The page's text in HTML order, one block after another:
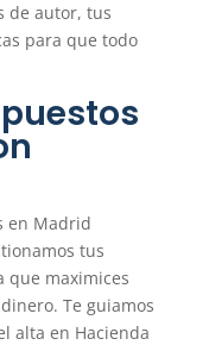
de autor, tus
para que todo
en Madrid
tus
que maximices
Te guiamos
alta en Hacienda